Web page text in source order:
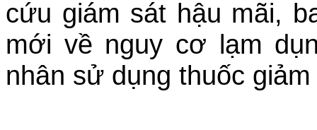
cứu giám sát hậu mãi,
mới về nguy cơ lạm
nhân sử dụng thuốc